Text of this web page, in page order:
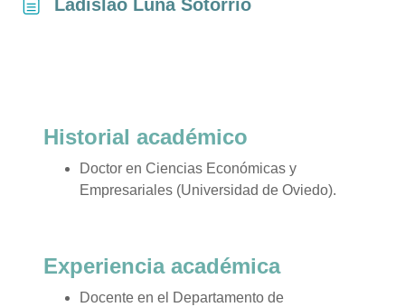
Ladislao Luna Sotorrío
Historial académico
Doctor en Ciencias Económicas y
Empresariales (Universidad de Oviedo).
Experiencia académica
Docente en el Departamento de